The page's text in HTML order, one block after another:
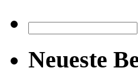
nach:
Neueste